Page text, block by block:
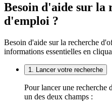
Besoin d'aide sur la
d'emploi ?
Besoin d'aide sur la recherche
informations essentielles en
1. Lancer votre recherche
Pour lancer une recherche
un des deux champs :